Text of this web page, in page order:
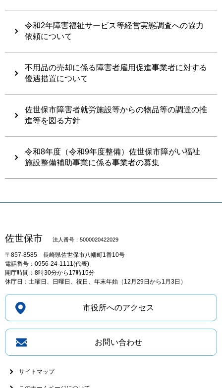
令和2年障害福祉サービス等経営実態調査への協力
依頼について
不用品の売却に係る障害者雇用促進事業者に対する
優遇措置について
佐世保市障害者就労施設等からの物品等の調達の推
進等を図る方針
令和8年度（令和9年度整備）佐世保市障がい福祉
施設整備補助事業に係る事業者の募集
佐世保市 法人番号：5000020422029
〒857-8585 長崎県佐世保市八幡町1番10号
電話番号：0956-24-1111(代表)
開庁時間：8時30分から17時15分
休庁日：土曜日、日曜日、祝日、年末年始（12月29日から1月3日）
市役所へのアクセス
お問い合わせ
サイトマップ